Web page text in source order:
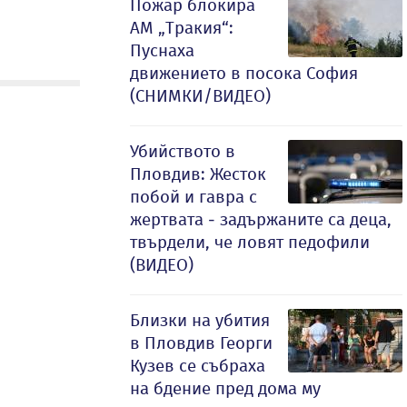
Пожар блокира
АМ „Тракия“:
Пуснаха
движението в посока София
(СНИМКИ/ВИДЕО)
Убийството в
Пловдив: Жесток
побой и гавра с
жертвата - задържаните са деца,
твърдели, че ловят педофили
(ВИДЕО)
Близки на убития
в Пловдив Георги
Кузев се събраха
на бдение пред дома му